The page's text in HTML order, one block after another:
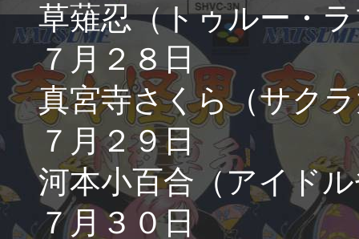
草薙忍（トゥルー・
７月２８日
真宮寺さくら（サク
７月２９日
河本小百合（アイド
７月３０日